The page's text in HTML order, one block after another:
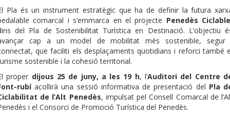
Pla és un instrument estratègic que ha de definir la futura
comarcal i s’emmarca en el projecte Penedès Ciclable
del Pla de Sostenibilitat Turística en Destinació. L’objectiu
cap a un model de mobilitat més sostenible, segur
que faciliti els desplaçaments quotidians i reforci també
sostenible i la cohesió territorial.
proper dijous 25 de juny, a les 19 h, l’Auditori del Centre
rubíacollirà una sessió informativa de presentació del Pla
de l’Alt Penedès, impulsat pel Consell Comarcal de
i el Consorci de Promoció Turística del Penedès.